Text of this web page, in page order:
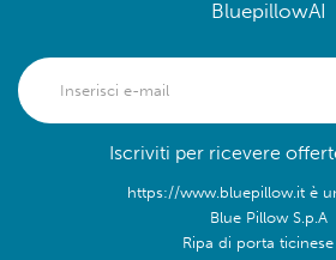
BluepillowAI
Iscriviti per ricevere
https://www.bluepillow.it è
Blue Pillow S.p.A
Ripa di porta